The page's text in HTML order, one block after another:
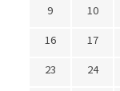
9
10
16
17
23
24